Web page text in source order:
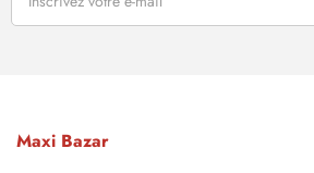
Maxi Bazar